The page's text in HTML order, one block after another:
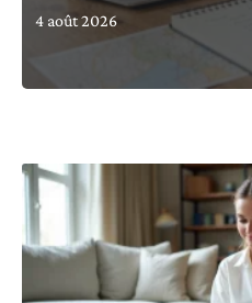
4 août 2026